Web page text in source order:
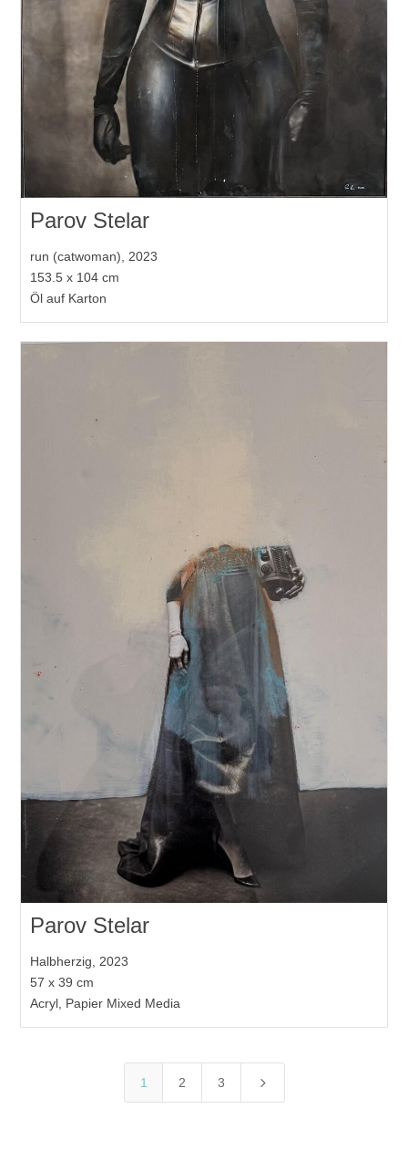
Parov Stelar
run (catwoman), 2023
153.5 x 104 cm
Öl auf Karton
Parov Stelar
Halbherzig, 2023
57 x 39 cm
Acryl, Papier Mixed Media
1 2 3 5